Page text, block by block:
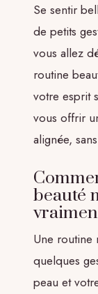
Se sentir
de petits
vous allez
routine
votre esprit
vous offrir
alignée,
beauté
Une routine
quelques
peau et